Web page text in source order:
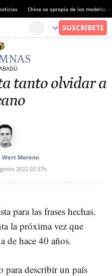
China se apropia de los modelos
tanto olvidar a
Wert Moreno
202202:37h
para las frases hechas.
la próxima vez que
de hace 40 años.
para describir un país